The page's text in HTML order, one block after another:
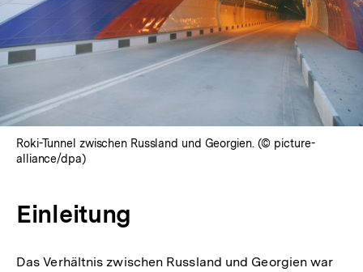
Roki-Tunnel zwischen Russland und Georgien. (© picture-
alliance/dpa)
Einleitung
Das Verhältnis zwischen Russland und Georgien war